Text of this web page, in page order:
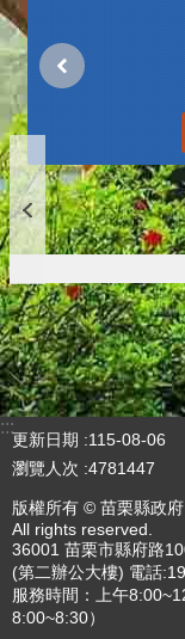
:::
更新日期
115-08-06
瀏覽人次 4781447
版權所有 © 苗栗縣政
All rights reserved.
36001 苗栗市縣府路
(第二辦公大樓) 電話
服務時間：上午
8:00~8:30）